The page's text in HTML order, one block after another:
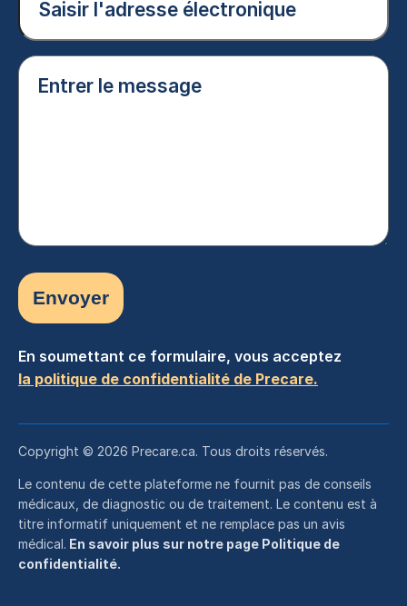
(Nécessaire)
Entrer
En soumettant ce formulaire, vous acceptez
la politique de confidentialité de Precare.
Copyright © 2026 Precare.ca. Tous droits réservés.
Le contenu de cette plateforme ne fournit pas de conseils
médicaux, de diagnostic ou de traitement. Le contenu est à
titre informatif uniquement et ne remplace pas un avis
médical. En savoir plus sur notre page Politique de
confidentialité.